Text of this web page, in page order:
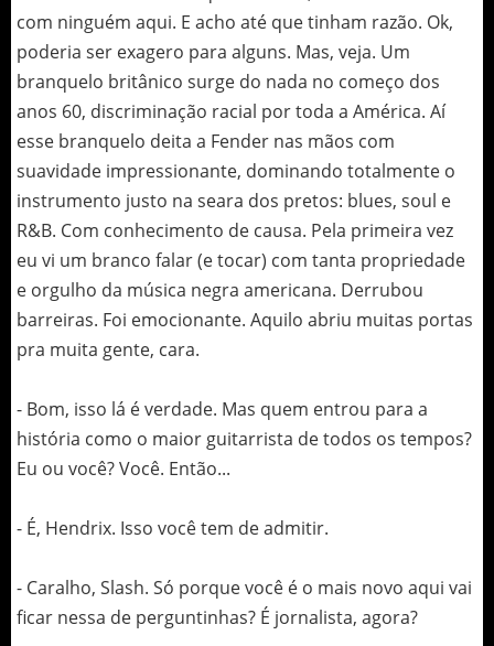
com ninguém aqui. E acho até que tinham razão. Ok,
poderia ser exagero para alguns. Mas, veja. Um
branquelo britânico surge do nada no começo dos
anos 60, discriminação racial por toda a América. Aí
esse branquelo deita a Fender nas mãos com
suavidade impressionante, dominando totalmente o
instrumento justo na seara dos pretos: blues, soul e
R&B. Com conhecimento de causa. Pela primeira vez
eu vi um branco falar (e tocar) com tanta propriedade
e orgulho da música negra americana. Derrubou
barreiras. Foi emocionante. Aquilo abriu muitas portas
pra muita gente, cara.
- Bom, isso lá é verdade. Mas quem entrou para a
história como o maior guitarrista de todos os tempos?
Eu ou você? Você. Então...
- É, Hendrix. Isso você tem de admitir.
- Caralho, Slash. Só porque você é o mais novo aqui vai
ficar nessa de perguntinhas? É jornalista, agora?